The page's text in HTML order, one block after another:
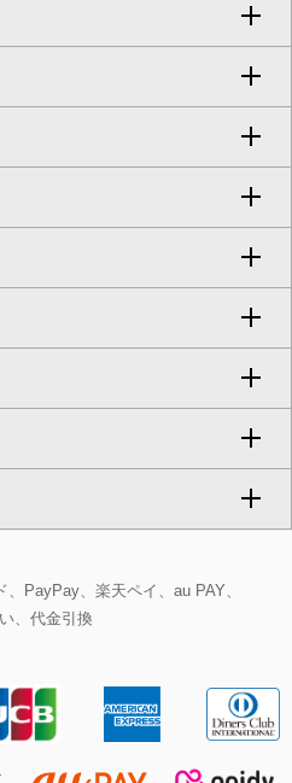
ル
ス
ス
ン
ツ
ード
PayPay、楽天ペイ、au PAY、
、代金引換